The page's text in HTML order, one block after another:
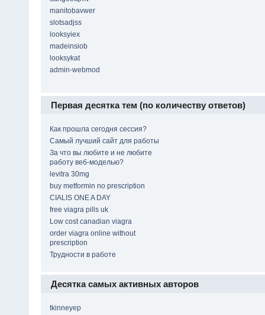
manitobavwer
slotsadjss
looksyiex
madeinsiob
looksykat
admin-webmod
Первая десятка тем (по количеству ответов)
Как прошла сегодня сессия?
Самый лучший сайт для работы
За что вы любите и не любите
работу веб-моделью?
levitra 30mg
buy metformin no prescription
CIALIS ONE A DAY
free viagra pills uk
Low cost canadian viagra
order viagra online without
prescription
Трудности в работе
Десятка самых активных авторов
tkinneyep